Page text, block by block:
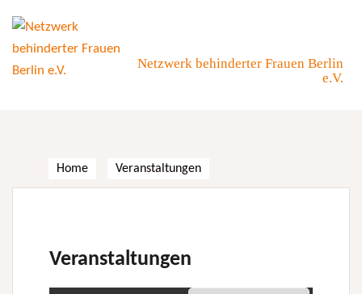
content
Netzwerk behinderter Frauen Berlin
e.V.
Home Veranstaltungen
Veranstaltungen